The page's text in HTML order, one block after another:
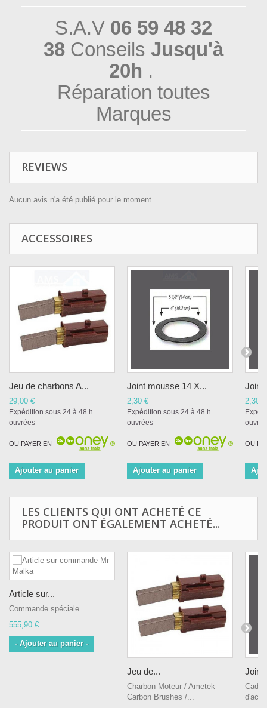
S.A.V 06 59 48 32
38 Conseils Jusqu'à
20h .
Réparation toutes
Marques
REVIEWS
Aucun avis n'a été publié pour le moment.
ACCESSOIRES
Jeu de charbons A...
29,00 €
Expédition sous 24 à 48 h
ouvrées
OU PAYER EN
Ajouter au panier
Joint mousse 14 X...
2,30 €
Expédition sous 24 à 48 h
ouvrées
OU PAYER EN
Ajouter au panier
Joint
2,30 €
OU
LES CLIENTS QUI ONT ACHETÉ CE
PRODUIT ONT ÉGALEMENT ACHETÉ...
Article sur...
Commande spéciale
555,90 €
- Ajouter au panier -
Jeu de...
Charbon Moteur / Ametek
Carbon Brushes /...
Joint